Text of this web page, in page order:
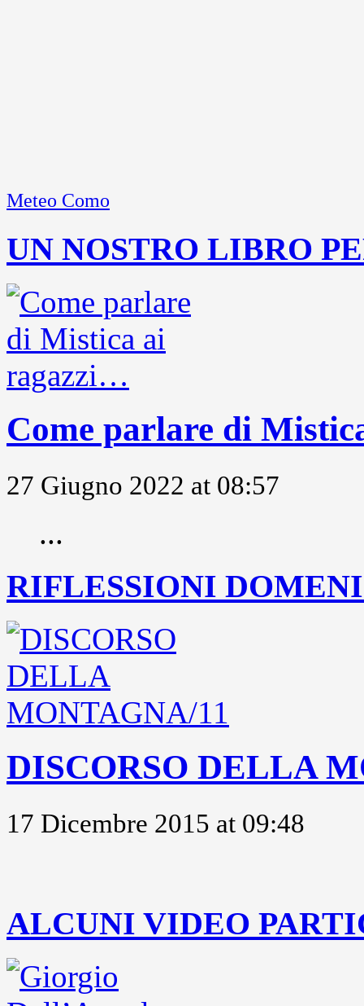
Meteo Como
UN NOSTRO LIBRO
Come parlare di
27 Giugno 2022 at 08:57
...
RIFLESSIONI
DISCORSO DELLA
17 Dicembre 2015 at 09:48
ALCUNI VIDEO